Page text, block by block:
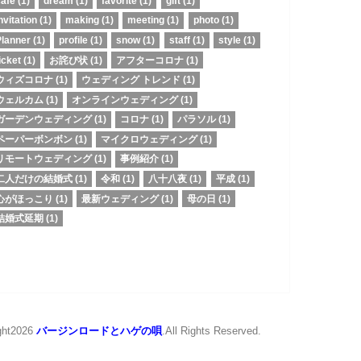
(1) making (1) meeting (1) photo(1)
(1) profile (1) snow(1) staff(1) style (1)
(1) お詫び状 (1) アフターコロナ (1)
ィズコロナ (1) ウェディング トレンド (1)
ェルカム (1) オンラインウェディング(1)
ーデンウェディング(1) コロナ (1) パラソル (1)
ーパーボンボン (1) マイクロウェディング(1)
モートウェディング(1) 事例紹介 (1)
人だけの結婚式 (1) 令和 (1) 八十八夜 (1) 平成(1)
がほっこり (1) 最新ウェディング(1) 母の日 (1)
婚式延期 (1)
バージンロードとハゲの唄 .All Rights Reserved.